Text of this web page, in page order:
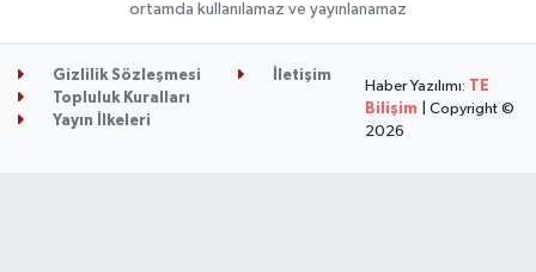
ortamda kullanılamaz ve yayınlanamaz
Gizlilik Sözleşmesi
İletişim
Topluluk Kuralları
Yayın İlkeleri
Haber Yazılımı: TE
Bilişim | Copyright ©
2026